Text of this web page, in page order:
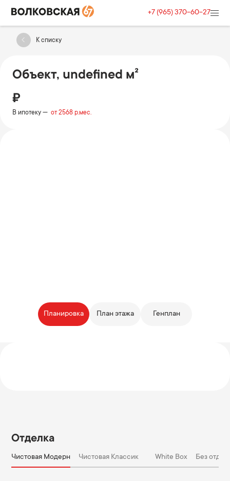
+7 (965) 370-60-27
К списку
Объект, undefined м²
₽
В ипотеку — от 2568 р.мес.
Планировка План этажа Генплан
Отделка
Чистовая Модерн Чистовая Классик White Box Без